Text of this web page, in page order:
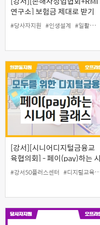
연구소] 보험금 제대로 받기
(자동차보험) 무료 특강
#당사자지원 #인생설계 #일활동지원
[강서][시니어디지털금융교
육협의회] - 페이(pay)하는 시
니어 클래스(심화과정)
#강서50플러스센터 #디지털교육